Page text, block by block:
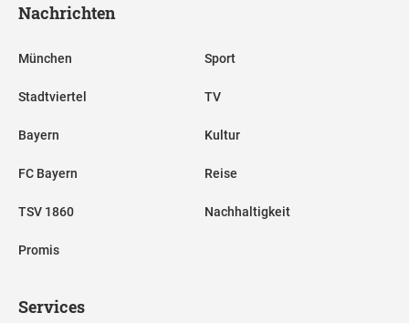
Nachrichten
München
Stadtviertel
Bayern
FC Bayern
TSV 1860
Promis
Sport
TV
Kultur
Reise
Nachhaltigkeit
Services